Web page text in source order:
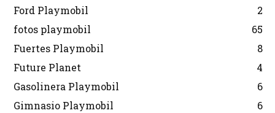
Ford Playmobil
2
fotos playmobil
65
Fuertes Playmobil
8
Future Planet
4
Gasolinera Playmobil
6
Gimnasio Playmobil
6